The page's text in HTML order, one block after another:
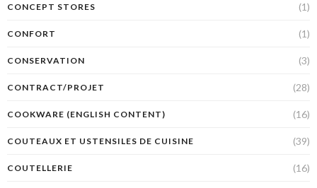
CONCEPT STORES (1)
CONFORT (1)
CONSERVATION (3)
CONTRACT/PROJET (28)
COOKWARE (ENGLISH CONTENT) (16)
COUTEAUX ET USTENSILES DE CUISINE (39)
COUTELLERIE (16)